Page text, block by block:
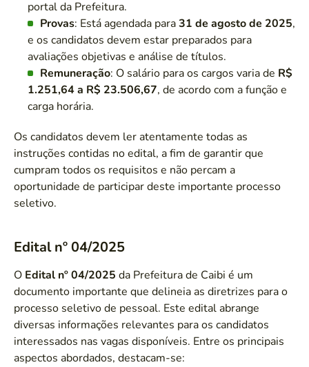
portal da Prefeitura.
Provas: Está agendada para31 de agosto de 2025,
e os candidatos devem estar preparados para
avaliações objetivas e análise de títulos.
Remuneração: O salário para os cargos varia de R$
1.251,64 a R$ 23.506,67, de acordo com a função e
carga horária.
Os candidatos devem ler atentamente todas as
instruções contidas no edital, a fim de garantir que
cumpram todos os requisitos e não percam a
oportunidade de participar deste importante processo
seletivo.
Edital nº 04/2025
O Edital nº 04/2025 da Prefeitura de Caibi é um
documento importante que delineia as diretrizes para o
processo seletivo de pessoal. Este edital abrange
diversas informações relevantes para os candidatos
interessados nas vagas disponíveis. Entre os principais
aspectos abordados, destacam-se: